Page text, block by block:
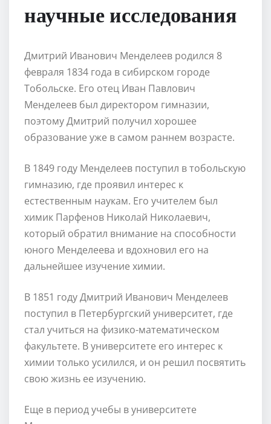
научные исследования
Дмитрий Иванович Менделеев родился 8
февраля 1834 года в сибирском городе
Тобольске. Его отец Иван Павлович
Менделеев был директором гимназии,
поэтому Дмитрий получил хорошее
образование уже в самом раннем возрасте.
В 1849 году Менделеев поступил в тобольскую
гимназию, где проявил интерес к
естественным наукам. Его учителем был
химик Парфенов Николай Николаевич,
который обратил внимание на способности
юного Менделеева и вдохновил его на
дальнейшее изучение химии.
В 1851 году Дмитрий Иванович Менделеев
поступил в Петербургский университет, где
стал учиться на физико-математическом
факультете. В университете его интерес к
химии только усилился, и он решил посвятить
свою жизнь ее изучению.
Еще в период учебы в университете